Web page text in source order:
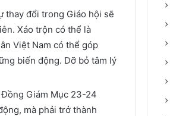
thay đổi trong Giáo hội sẽ
Xáo trộn có thể là
Việt Nam có thể góp
biến động. Dỡ bỏ tâm lý
Giám Mục 23-24
mà phải trở thành